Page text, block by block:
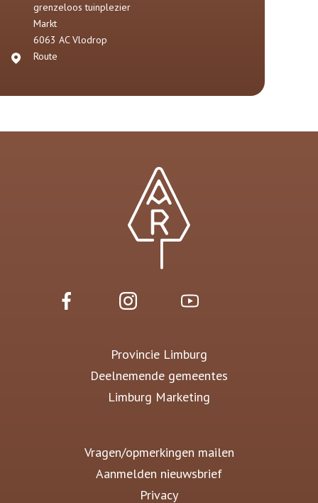
grenzeloos tuinplezier
Markt
6063 AC Vlodrop
Route
Provincie Limburg
Deelnemende gemeentes
Limburg Marketing
Vragen/opmerkingen mailen
Aanmelden nieuwsbrief
Privacy